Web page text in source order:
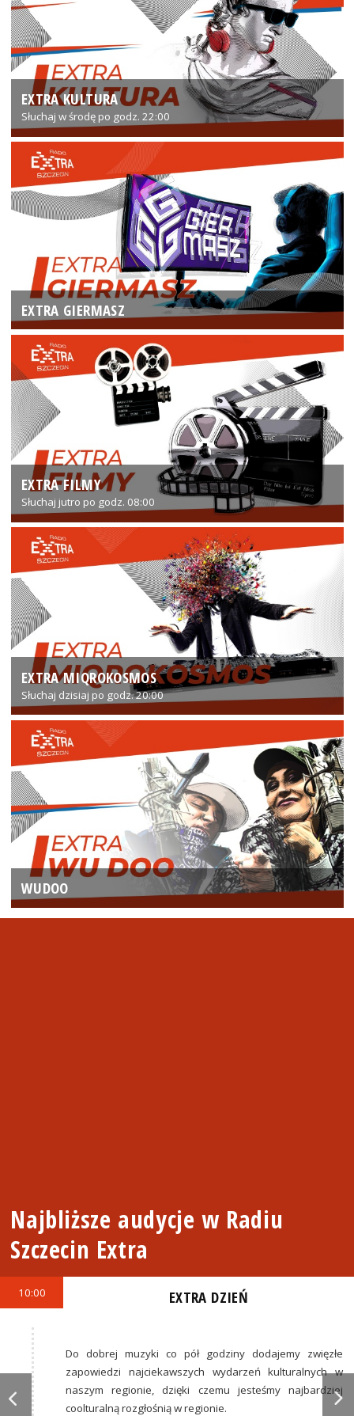
EXTRA KULTURA
Słuchaj w środę po godz. 22:00
EXTRA GIERMASZ
EXTRA FILMY
Słuchaj jutro po godz. 08:00
EXTRA MIQROKOSMOS
Słuchaj dzisiaj po godz. 20:00
WUDOO
Najbliższe audycje w Radiu
Szczecin Extra
10:00 EXTRA DZIEŃ
Do dobrej muzyki co pół godziny dodajemy zwięzłe
zapowiedzi najciekawszych wydarzeń kulturalnych w
naszym regionie, dzięki czemu jesteśmy najbardziej
coolturalną rozgłośnią w regionie.